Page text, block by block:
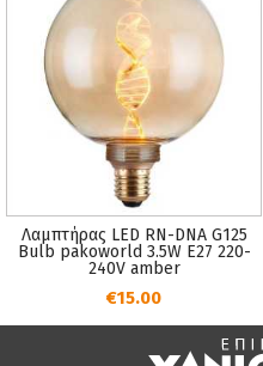
Λαμπτήρας LED RN-DNA G125
Bulb pakoworld 3.5W E27 220-
240V amber
€15.00